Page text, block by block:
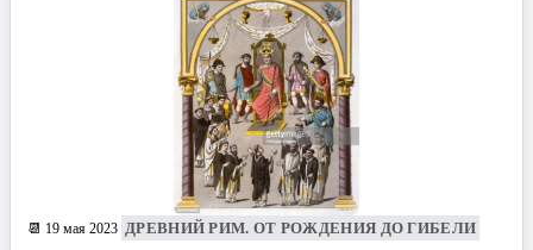
📆 19 мая 2023 ДРЕВНИЙ РИМ. ОТ РОЖДЕНИЯ ДО ГИБЕЛИ